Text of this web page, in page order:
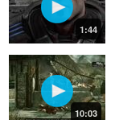
1:44
10:03